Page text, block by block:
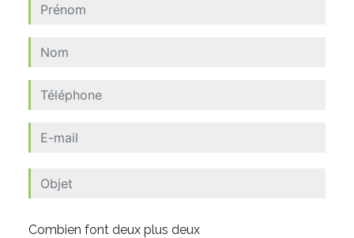
Combien font deux plus deux